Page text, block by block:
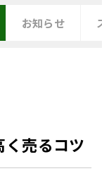
お知らせ
く売るコツ